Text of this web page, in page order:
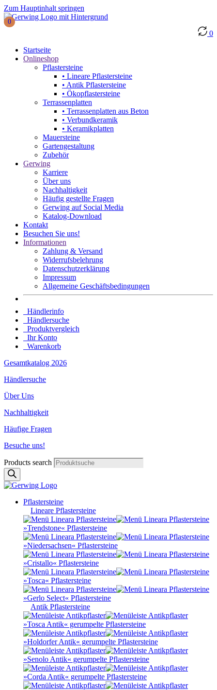
Zum Hauptinhalt springen
0
0
Startseite
Onlineshop
Pflastersteine
• Lineare Pflastersteine
• Antik Pflastersteine
• Ökopflastersteine
Terrassenplatten
• Terrassenplatten aus Beton
• Verbundkeramik
• Keramikplatten
Mauersteine
Gartengestaltung
Zubehör
Gerwing
Karriere
Über uns
Nachhaltigkeit
Häufig gestellte Fragen
Gerwing auf Social Media
Katalog-Download
Kontakt
Besuchen Sie uns!
Informationen
Zahlung & Versand
Widerrufsbelehrung
Datenschutz­erklärung
Impressum
Allgemeine Geschäftsbedingungen
Händlerinfo
Händlersuche
Produktvergleich
Ihr Konto
Warenkorb
Gesamtkatalog 2026
Händlersuche
Über Uns
Nachhaltigkeit
Häufige Fragen
Besuche uns!
Products search
Pflastersteine
Lineare Pflastersteine
»Trendstone« Pflastersteine
»Niedersachsen« Pflastersteine
»Cristallo« Pflastersteine
»Tosca« Pflastersteine
»Gerlo Select« Pflastersteine
Antik Pflastersteine
»Tosca Antik« gerumpelte Pflastersteine
»Holdorfer Antik« gerumpelte Pflastersteine
»Senolo Antik« gerumpelte Pflastersteine
»Corda Antik« gerumpelte Pflastersteine